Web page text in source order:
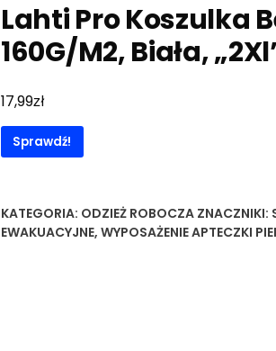
Lahti Pro Koszulka
160G/M2, Biała,
17,99zł
Sprawdź!
KATEGORIA: ODZIEŻ ROBOCZA ZNACZNIKI:
EWAKUACYJNE, WYPOSAŻENIE APTECZKI